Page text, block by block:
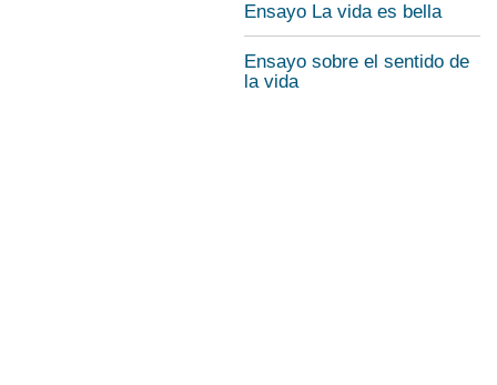
Ensayo La vida es bella
Ensayo sobre el sentido de
la vida